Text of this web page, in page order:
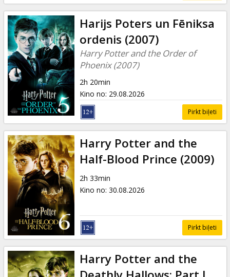
Harijs Poters un Fēniksa
ordenis (2007)
Harry Potter and the Order of
Phoenix (2007)
2h 20min
Kino no: 29.08.2026
Pirkt biļeti
Harry Potter and the
Half-Blood Prince (2009)
2h 33min
Kino no: 30.08.2026
Pirkt biļeti
Harry Potter and the